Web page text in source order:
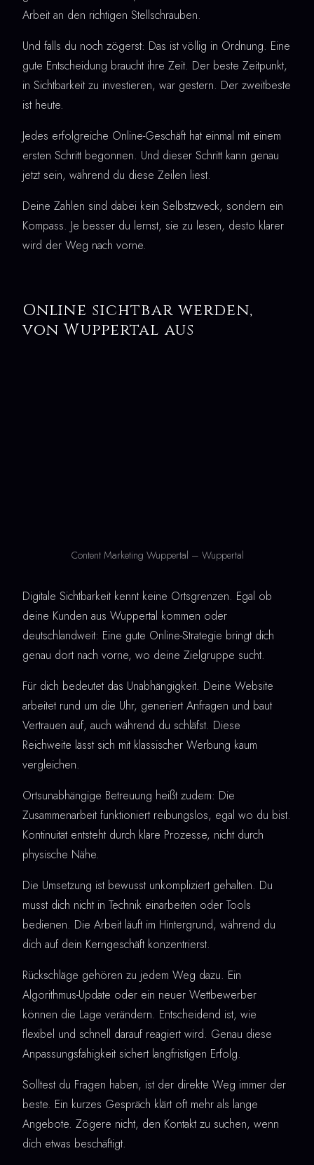
Arbeit an den richtigen Stellschrauben.
Und falls du noch zögerst: Das ist völlig in Ordnung. Eine
gute Entscheidung braucht ihre Zeit. Der beste Zeitpunkt,
in Sichtbarkeit zu investieren, war gestern. Der zweitbeste
ist heute.
Jedes erfolgreiche Online-Geschäft hat einmal mit einem
ersten Schritt begonnen. Und dieser Schritt kann genau
jetzt sein, während du diese Zeilen liest.
Deine Zahlen sind dabei kein Selbstzweck, sondern ein
Kompass. Je besser du lernst, sie zu lesen, desto klarer
wird der Weg nach vorne.
Online sichtbar werden,
von Wuppertal aus
Content Marketing Wuppertal – Wuppertal
Digitale Sichtbarkeit kennt keine Ortsgrenzen. Egal ob
deine Kunden aus Wuppertal kommen oder
deutschlandweit: Eine gute Online-Strategie bringt dich
genau dort nach vorne, wo deine Zielgruppe sucht.
Für dich bedeutet das Unabhängigkeit. Deine Website
arbeitet rund um die Uhr, generiert Anfragen und baut
Vertrauen auf, auch während du schläfst. Diese
Reichweite lässt sich mit klassischer Werbung kaum
vergleichen.
Ortsunabhängige Betreuung heißt zudem: Die
Zusammenarbeit funktioniert reibungslos, egal wo du bist.
Kontinuität entsteht durch klare Prozesse, nicht durch
physische Nähe.
Die Umsetzung ist bewusst unkompliziert gehalten. Du
musst dich nicht in Technik einarbeiten oder Tools
bedienen. Die Arbeit läuft im Hintergrund, während du
dich auf dein Kerngeschäft konzentrierst.
Rückschläge gehören zu jedem Weg dazu. Ein
Algorithmus-Update oder ein neuer Wettbewerber
können die Lage verändern. Entscheidend ist, wie
flexibel und schnell darauf reagiert wird. Genau diese
Anpassungsfähigkeit sichert langfristigen Erfolg.
Solltest du Fragen haben, ist der direkte Weg immer der
beste. Ein kurzes Gespräch klärt oft mehr als lange
Angebote. Zögere nicht, den Kontakt zu suchen, wenn
dich etwas beschäftigt.